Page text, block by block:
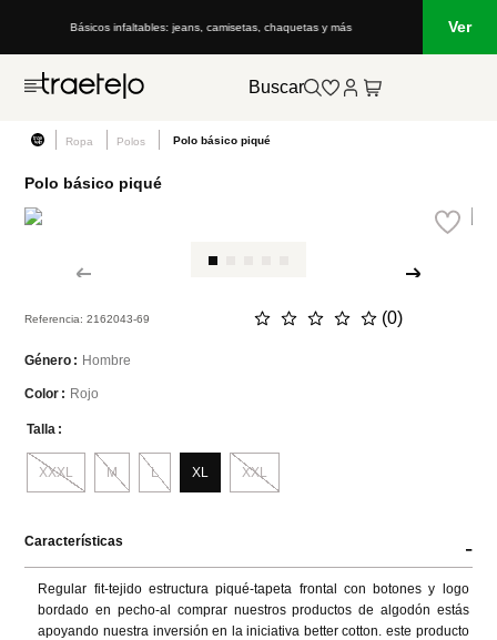
Básicos infaltables: jeans, camisetas, chaquetas y más Lo que
Ver
Buscar
Ropa Polos Polo básico piqué
Polo básico piqué
Referencia:2162043-69 ☆ ☆ ☆ ☆ ☆ (0)
Género Hombre
Color Rojo
Talla
L
M XL XXL
XXXL
Características -
Regular fit-tejido estructura piqué-tapeta frontal con botones y logo
bordado en pecho-al comprar nuestros productos de algodón estás
apoyando nuestra inversión en la iniciativa better cotton. este producto